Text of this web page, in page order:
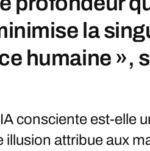
la
humaine »,
consciente est-elle
illusion attribue aux